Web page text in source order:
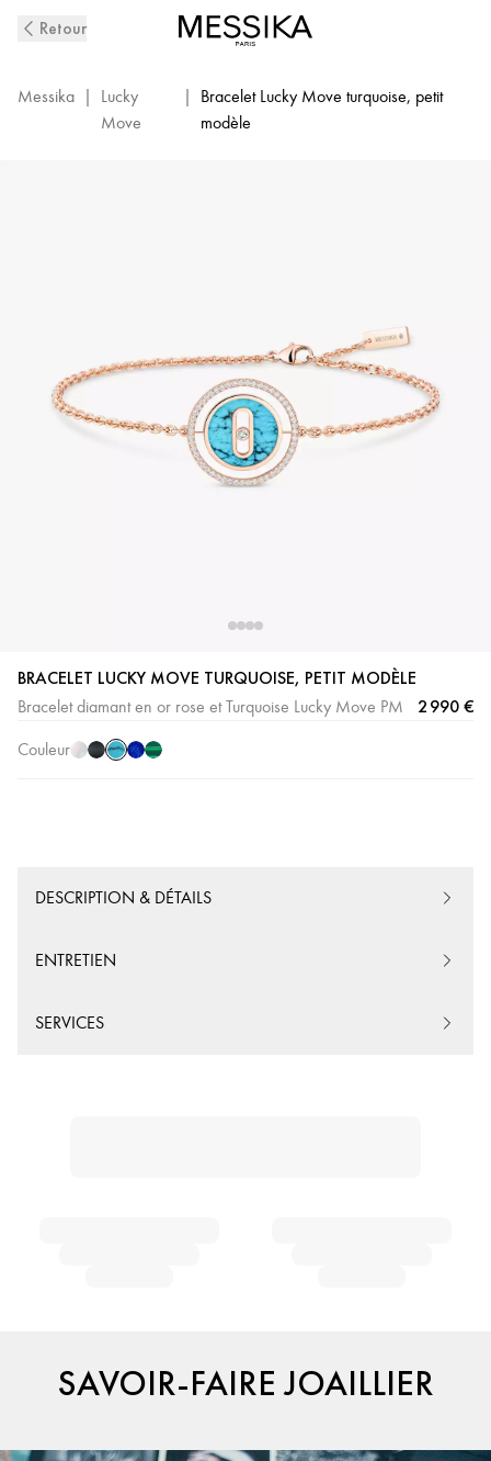
Diamant
Rose
Retour
Messika |
Lucky
Move
|
Bracelet Lucky Move turquoise, petit
modèle
BRACELET LUCKY MOVE TURQUOISE, PETIT MODÈLE
Bracelet diamant en or rose et Turquoise Lucky Move PM 2 990 €
Couleur
Nacre
Blanche
OnyxLapis
Lazuli
Malachite
DESCRIPTION & DÉTAILS
ENTRETIEN
SERVICES
SAVOIR-FAIRE JOAILLIER